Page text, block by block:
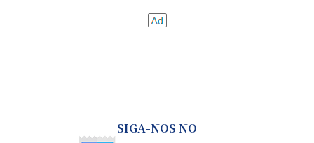
SIGA-NOS NO